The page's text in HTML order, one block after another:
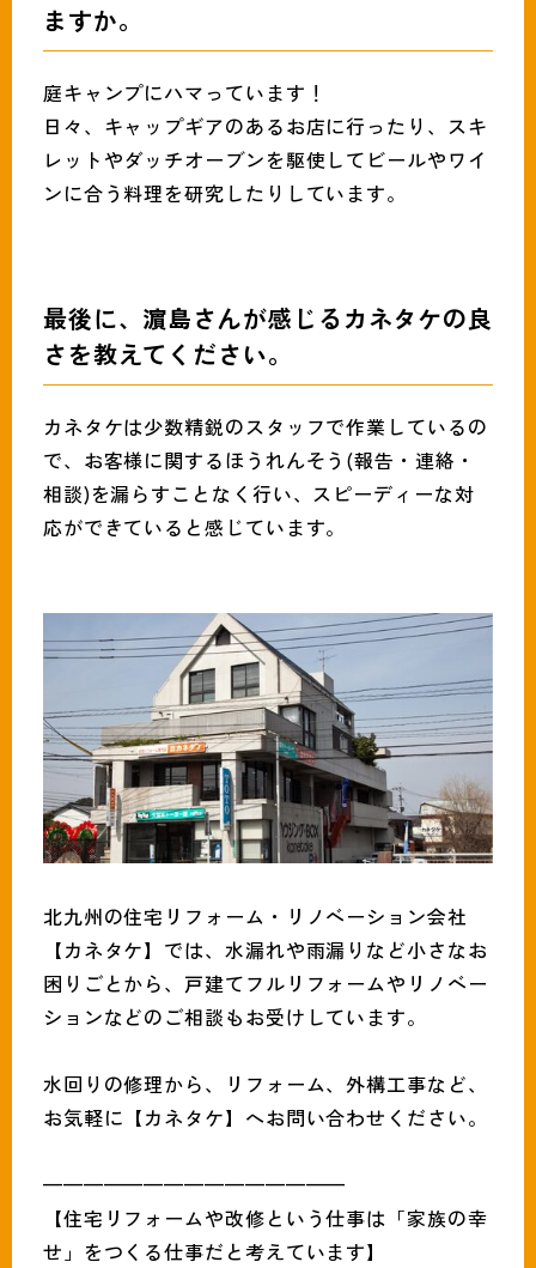
ますか。
庭キャンプにハマっています！
日々、キャップギアのあるお店に行ったり、スキ
レットやダッチオーブンを駆使してビールやワイ
ンに合う料理を研究したりしています。
最後に、濵島さんが感じるカネタケの良
さを教えてください。
カネタケは少数精鋭のスタッフで作業しているの
で、お客様に関するほうれんそう(報告・連絡・
相談)を漏らすことなく行い、スピーディーな対
応ができていると感じています。
北九州の住宅リフォーム・リノベーション会社
【カネタケ】では、水漏れや雨漏りなど小さなお
困りごとから、戸建てフルリフォームやリノベー
ションなどのご相談もお受けしています。
水回りの修理から、リフォーム、外構工事など、
お気軽に【カネタケ】へお問い合わせください。
———————————————
【住宅リフォームや改修という仕事は「家族の幸
せ」をつくる仕事だと考えています】